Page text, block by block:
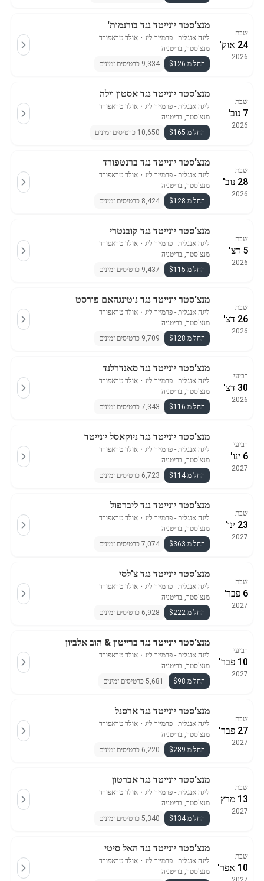
שבת
24 אוק'
2026
מנצ'סטר יונייטד נגד בורנמות'
ליגה אנגלית - פרמייר ליג ・ אולד טראפורד
מנצ'סטר, בריטניה
החל מ $126
9,334 כרטיסים זמינים
שבת
7 נוב'
2026
מנצ'סטר יונייטד נגד אסטון וילה
ליגה אנגלית - פרמייר ליג ・ אולד טראפורד
מנצ'סטר, בריטניה
החל מ $165
10,650 כרטיסים זמינים
שבת
28 נוב'
2026
מנצ'סטר יונייטד נגד ברנטפורד
ליגה אנגלית - פרמייר ליג ・ אולד טראפורד
מנצ'סטר, בריטניה
החל מ $128
8,424 כרטיסים זמינים
שבת
5 דצ'
2026
מנצ'סטר יונייטד נגד קובנטרי
ליגה אנגלית - פרמייר ליג ・ אולד טראפורד
מנצ'סטר, בריטניה
החל מ $115
9,437 כרטיסים זמינים
שבת
26 דצ'
2026
מנצ'סטר יונייטד נגד נוטינגהאם פורסט
ליגה אנגלית - פרמייר ליג ・ אולד טראפורד
מנצ'סטר, בריטניה
החל מ $128
9,709 כרטיסים זמינים
רביעי
30 דצ'
2026
מנצ'סטר יונייטד נגד סאנדרלנד
ליגה אנגלית - פרמייר ליג ・ אולד טראפורד
מנצ'סטר, בריטניה
החל מ $116
7,343 כרטיסים זמינים
רביעי
6 ינו'
2027
מנצ'סטר יונייטד נגד ניוקאסל יונייטד
ליגה אנגלית - פרמייר ליג ・ אולד טראפורד
מנצ'סטר, בריטניה
החל מ $114
6,723 כרטיסים זמינים
שבת
23 ינו'
2027
מנצ'סטר יונייטד נגד ליברפול
ליגה אנגלית - פרמייר ליג ・ אולד טראפורד
מנצ'סטר, בריטניה
החל מ $363
7,074 כרטיסים זמינים
שבת
6 פבר'
2027
מנצ'סטר יונייטד נגד צ'לסי
ליגה אנגלית - פרמייר ליג ・ אולד טראפורד
מנצ'סטר, בריטניה
החל מ $222
6,928 כרטיסים זמינים
רביעי
10 פבר'
2027
מנצ'סטר יונייטד נגד ברייטון & הוב אלביון
ליגה אנגלית - פרמייר ליג ・ אולד טראפורד
מנצ'סטר, בריטניה
החל מ $98
5,681 כרטיסים זמינים
שבת
27 פבר'
2027
מנצ'סטר יונייטד נגד ארסנל
ליגה אנגלית - פרמייר ליג ・ אולד טראפורד
מנצ'סטר, בריטניה
החל מ $289
6,220 כרטיסים זמינים
שבת
13 מרץ
2027
מנצ'סטר יונייטד נגד אברטון
ליגה אנגלית - פרמייר ליג ・ אולד טראפורד
מנצ'סטר, בריטניה
החל מ $134
5,340 כרטיסים זמינים
שבת
10 אפר'
מנצ'סטר יונייטד נגד האל סיטי
ליגה אנגלית - פרמייר ליג ・ אולד טראפורד
מנצ'סטר, בריטניה